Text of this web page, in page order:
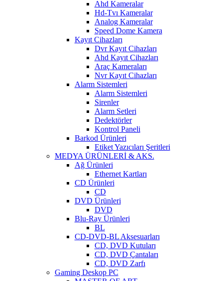
Ahd Kameralar
Hd-Tvı Kameralar
Analog Kameralar
Speed Dome Kamera
Kayıt Cihazları
Dvr Kayıt Cihazları
Ahd Kayıt Cihazları
Araç Kameraları
Nvr Kayıt Cihazları
Alarm Sistemleri
Alarm Sistemleri
Sirenler
Alarm Setleri
Dedektörler
Kontrol Paneli
Barkod Ürünleri
Etiket Yazıcıları Şeritleri
MEDYA ÜRÜNLERİ & AKS.
Ağ Ürünleri
Ethernet Kartları
CD Ürünleri
CD
DVD Ürünleri
DVD
Blu-Ray Ürünleri
BL
CD-DVD-BL Aksesuarları
CD, DVD Kutuları
CD, DVD Çantaları
CD, DVD Zarfı
Gaming Deskop PC